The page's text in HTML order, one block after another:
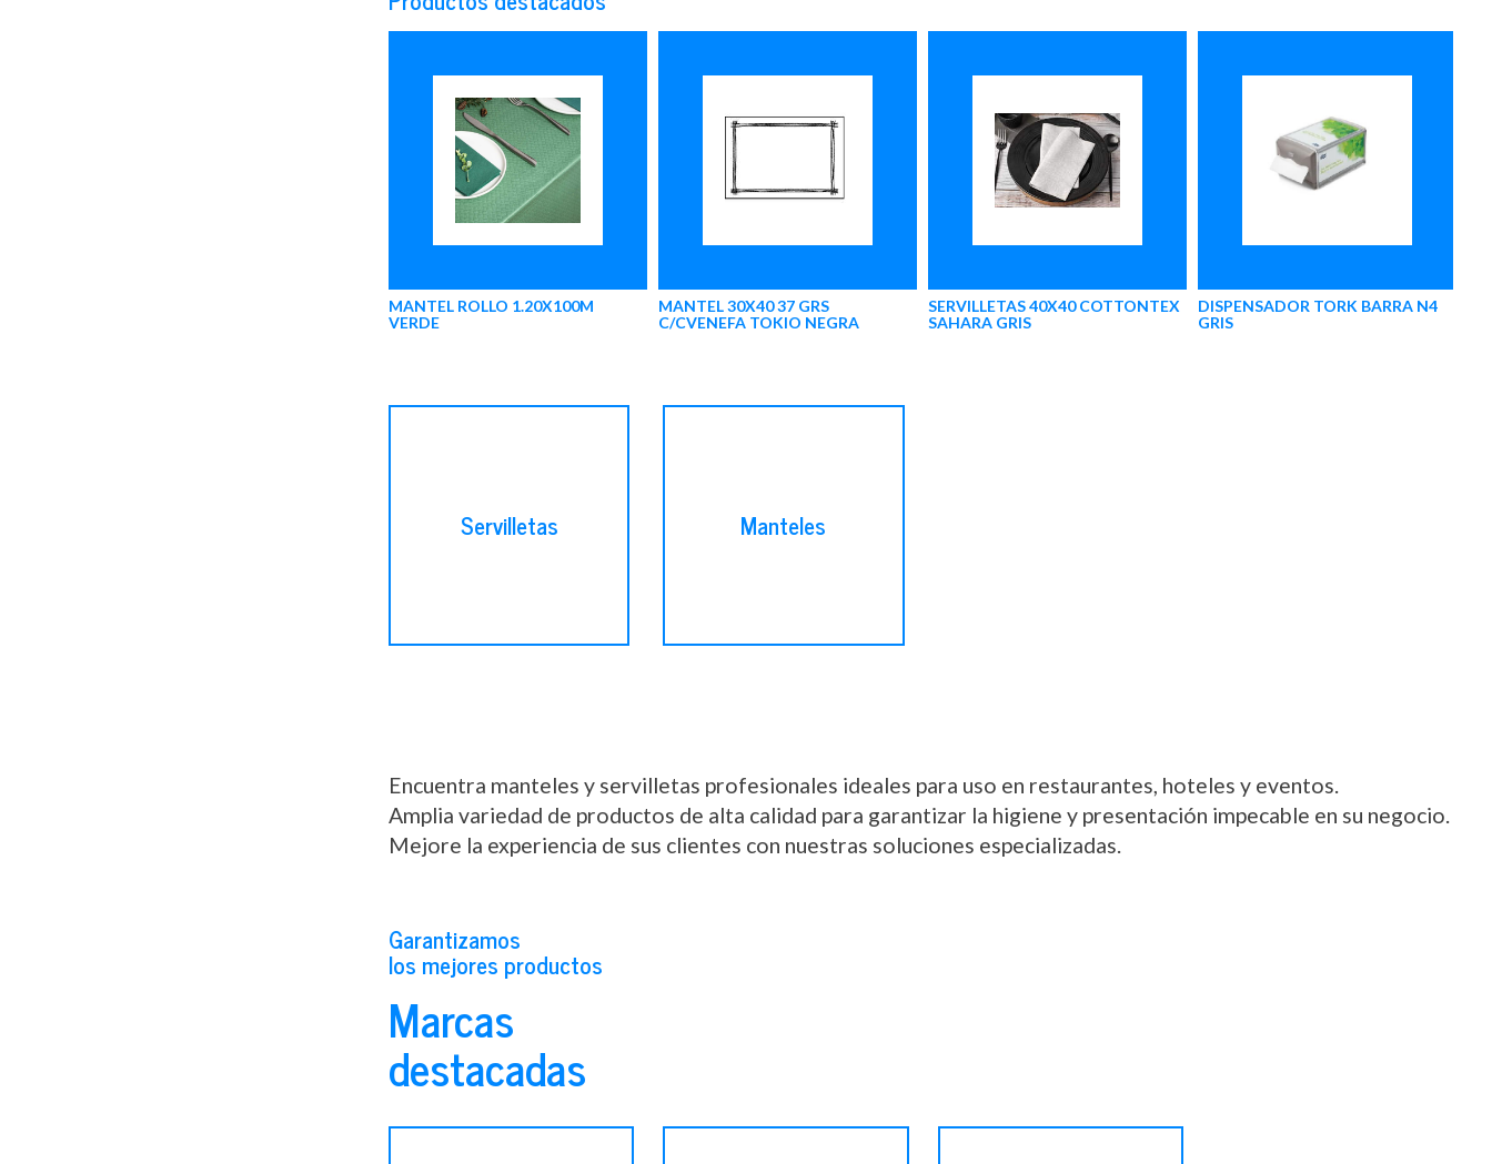
MANTEL ROLLO 1.20X100M
VERDE
MANTEL 30X40 37 GRS
C/CVENEFA TOKIO NEGRA
SERVILLETAS 40X40 COTTONTEX
SAHARA GRIS
DISPENSADOR TORK BARRA N4
GRIS
Servilletas Manteles
Encuentra manteles y servilletas profesionales ideales para uso en restaurantes, hoteles y eventos.
Amplia variedad de productos de alta calidad para garantizar la higiene y presentación impecable en su negocio.
Mejore la experiencia de sus clientes con nuestras soluciones especializadas.
Garantizamos
los mejores productos
Marcas
destacadas